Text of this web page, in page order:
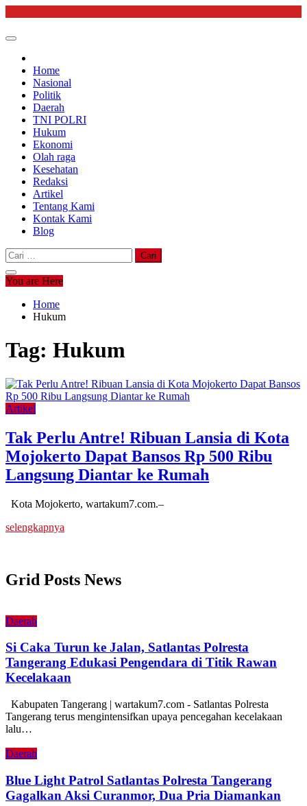
content
Home
Nasional
Politik
Daerah
TNI POLRI
Hukum
Ekonomi
Olah raga
Kesehatan
Redaksi
Artikel
Tentang Kami
Kontak Kami
Blog
Cari
untuk:
You are Here
Home
Hukum
Tag: Hukum
Artikel
Tak Perlu Antre! Ribuan Lansia di Kota
Mojokerto Dapat Bansos Rp 500 Ribu
Langsung Diantar ke Rumah
Kota Mojokerto, wartakum7.com.–
selengkapnya
Grid Posts News
Daerah
Si Caka Turun ke Jalan, Satlantas Polresta
Tangerang Edukasi Pengendara di Titik Rawan
Kecelakaan
Kabupaten Tangerang | wartakum7.com - Satlantas Polresta
Tangerang terus mengintensifkan upaya pencegahan kecelakaan
lalu…
Daerah
Blue Light Patrol Satlantas Polresta Tangerang
Gagalkan Aksi Curanmor, Dua Pria Diamankan